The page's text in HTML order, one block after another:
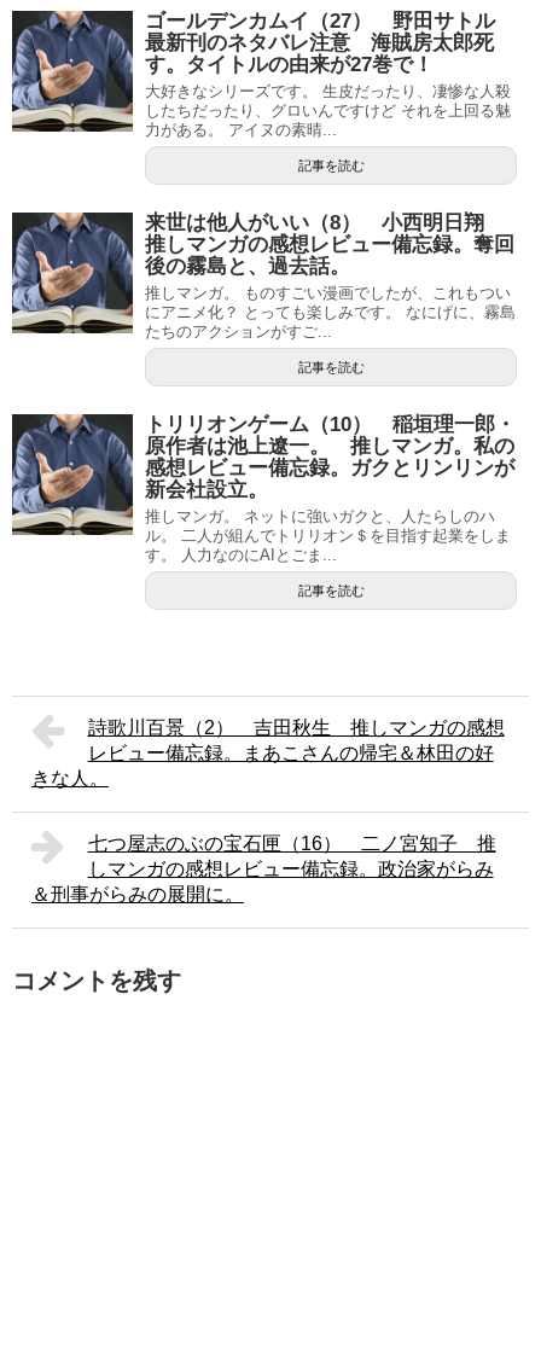
ゴールデンカムイ（27） 野田サトル
最新刊のネタバレ注意 海賊房太郎死
す。タイトルの由来が27巻で！
大好きなシリーズです。 生皮だったり、凄惨な人殺
したちだったり、グロいんですけど それを上回る魅
力がある。 アイヌの素晴...
記事を読む
来世は他人がいい（8） 小西明日翔
推しマンガの感想レビュー備忘録。奪回
後の霧島と、過去話。
推しマンガ。 ものすごい漫画でしたが、これもつい
にアニメ化？ とっても楽しみです。 なにげに、霧島
たちのアクションがすご...
記事を読む
トリリオンゲーム（10） 稲垣理一郎・
原作者は池上遼一。 推しマンガ。私の
感想レビュー備忘録。ガクとリンリンが
新会社設立。
推しマンガ。 ネットに強いガクと、人たらしのハ
ル。 二人が組んでトリリオン＄を目指す起業をしま
す。 人力なのにAIとごま...
記事を読む
詩歌川百景（2） 吉田秋生 推しマンガの感想
レビュー備忘録。まあこさんの帰宅＆林田の好
きな人。
七つ屋志のぶの宝石匣（16） 二ノ宮知子 推
しマンガの感想レビュー備忘録。政治家がらみ
＆刑事がらみの展開に。
コメントを残す